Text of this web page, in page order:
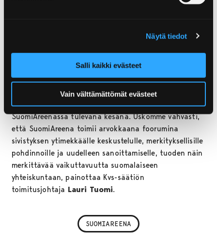
Näytä tiedot
Salli kaikki evästeet
Vain välttämättömät evästeet
kesän ohjelman teemoja, kertoo SuomiAreenan
– SuomiAreena tarjoaa erinomaiset ja vaikuttavat
puitteet Sivistyksen teemavuoden päättäjä- ja
kansalaiskeskustelulle. Olemme erittäin iloisia Kvs-
säätiössä, että sivistys on keskeinen teema
SuomiAreenassa tulevana kesänä. Uskomme vahvasti,
että SuomiAreena toimii arvokkaana foorumina
sivistyksen ytimekkäälle keskustelulle, merkityksellisille
pohdinnoille ja uudelleen sanoittamiselle, tuoden näin
merkittävää vaikuttavuutta suomalaiseen
yhteiskuntaan, painottaa Kvs-säätiön
toimitusjohtaja Lauri Tuomi.
SUOMIAREENA